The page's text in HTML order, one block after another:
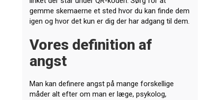
gemme skemaerne et sted hvor du kan finde dem
igen og hvor det kun er dig der har adgang til dem.
Vores definition af
angst
Man kan definere angst på mange forskellige
måder alt efter om man er læge, psykolog,